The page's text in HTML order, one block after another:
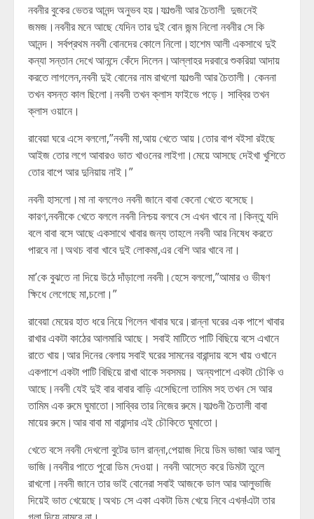
নবনীর বুকের ভেতর আনন্দ অনুভব হয়।ফাল্গুনী আর চৈতালী দুজনেই
জমজ।নবনীর মনে আছে যেদিন তার দুই বোন জন্ম নিলো নবনীর সে কি
আনন্দ। সর্বপ্রথম নবনী বোনদের কোলে নিলো।হাশেম আলী একসাথে দুই
কন্যা সন্তান দেখে আনন্দে কেঁদে দিলেন।আল্লাহর দরবারে শুকরিয়া আদায়
করতে লাগলেন,নবনী দুই বোনের নাম রাখলো ফাল্গুনী আর চৈতালী। কেননা
তখন বসন্ত কাল ছিলো।নবনী তখন ক্লাস ফাইভে পড়ে। সাব্বির তখন
ক্লাস ওয়ানে।
রাবেয়া ঘরে এসে বললো,”নবনী মা,আয় খেতে আয়।তোর বাপ বইসা রইছে
আইজ তোর লগে আবারও ভাত খাওনের লাইগা।মেয়ে আসছে দেইখা খুশিতে
তোর বাপে আর দুনিয়ায় নাই।”
নবনী হাসলো।মা না বললেও নবনী জানে বাবা কেনো খেতে বসেছে।
কারণ,নবনীকে খেতে বললে নবনী নিশ্চয় বলবে সে এখন খাবে না।কিন্তু যদি
বলে বাবা বসে আছে একসাথে খাবার জন্য তাহলে নবনী আর নিষেধ করতে
পারবে না।অথচ বাবা খাবে দুই লোকমা,এর বেশি আর খাবে না।
মা’কে বুঝতে না দিয়ে উঠে দাঁড়ালো নবনী।হেসে বললো,”আমার ও ভীষণ
ক্ষিধে লেগেছে মা,চলো।”
রাবেয়া মেয়ের হাত ধরে নিয়ে গিলেন খাবার ঘরে।রান্না ঘরের এক পাশে খাবার
রাখার একটা কাঠের আলমারি আছে। সবাই মাটিতে পাটি বিছিয়ে বসে এখানে
রাতে খায়।আর দিনের বেলায় সবাই ঘরের সামনের বারান্দায় বসে খায় ওখানে
একপাশে একটা পাটি বিছিয়ে রাখা থাকে সবসময়। অন্যপাশে একটা চৌকি ও
আছে।নবনী যেই দুই বার বাবার বাড়ি এসেছিলো তামিম সহ তখন সে আর
তামিম এক রুমে ঘুমাতো।সাব্বির তার নিজের রুমে।ফাল্গুনী চৈতালী বাবা
মায়ের রুমে।আর বাবা মা বারান্দার এই চৌকিতে ঘুমাতো।
খেতে বসে নবনী দেখলো বুটের ডাল রান্না,পেয়াজ দিয়ে ডিম ভাজা আর আলু
ভাজি।নবনীর পাতে পুরো ডিম দেওয়া। নবনী আস্তে করে ডিমটা তুলে
রাখলো।নবনী জানে তার ভাই বোনেরা সবাই আজকে ডাল আর আলুভাজি
দিয়েই ভাত খেয়েছে।অথচ সে একা একটা ডিম খেয়ে নিবে এখন!এটা তার